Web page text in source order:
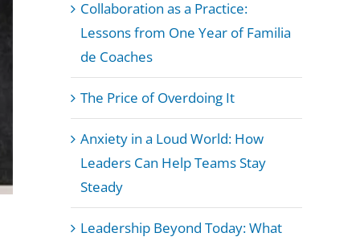
Collaboration as a Practice:
Lessons from One Year of Familia
de Coaches
The Price of Overdoing It
Anxiety in a Loud World: How
Leaders Can Help Teams Stay
Steady
Leadership Beyond Today: What